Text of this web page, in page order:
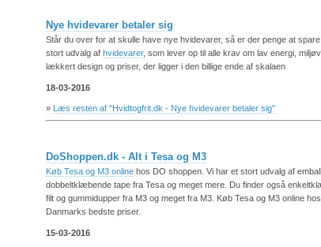
Nye hvidevarer betaler sig
Står du over for at skulle have nye hvidevarer, så er der penge at
stort udvalg af hvidevarer, som lever op til alle krav om lav energi,
lækkert design og priser, der ligger i den billige ende af skalaen
18-03-2016
» Læs resten af "Hvidtogfrit.dk - Nye hvidevarer betaler sig"
DoShoppen.dk - Alt i Tesa og M3
Køb Tesa og M3 online hos DO shoppen. Vi har et stort udvalg af
dobbeltklæbende tape fra Tesa og meget mere. Du finder også
filt og gummidupper fra M3 og meget fra M3. Køb Tesa og M3 online
Danmarks bedste priser.
15-03-2016